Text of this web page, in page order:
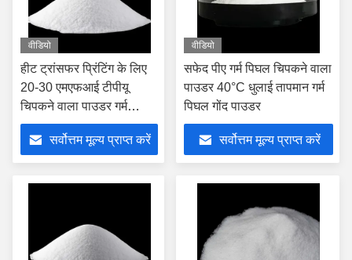
वीडियो
हीट ट्रांसफर प्रिंटिंग के लिए
20-30 एमएफआई टीपीयू
चिपकने वाला पाउडर गर्म
पिघला हुआ पाउडर
सर्वोत्तम मूल्य प्राप्त करें
वीडियो
सफेद पीए गर्म पिघल चिपकने वाला
पाउडर 40°C धुलाई तापमान गर्म
पिघल गोंद पाउडर
सर्वोत्तम मूल्य प्राप्त करें